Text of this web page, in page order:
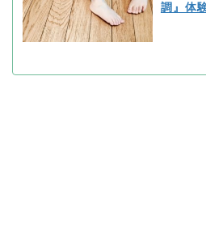
調』体